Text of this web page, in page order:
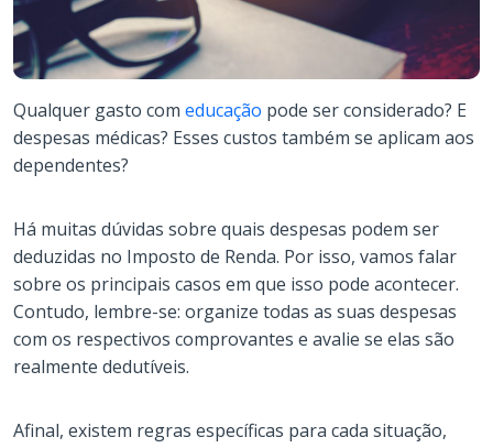
Qualquer gasto com educação pode ser considerado? E
despesas médicas? Esses custos também se aplicam aos
dependentes?
Há muitas dúvidas sobre quais despesas podem ser
deduzidas no Imposto de Renda. Por isso, vamos falar
sobre os principais casos em que isso pode acontecer.
Contudo, lembre-se: organize todas as suas despesas
com os respectivos comprovantes e avalie se elas são
realmente dedutíveis.
Afinal, existem regras específicas para cada situação,